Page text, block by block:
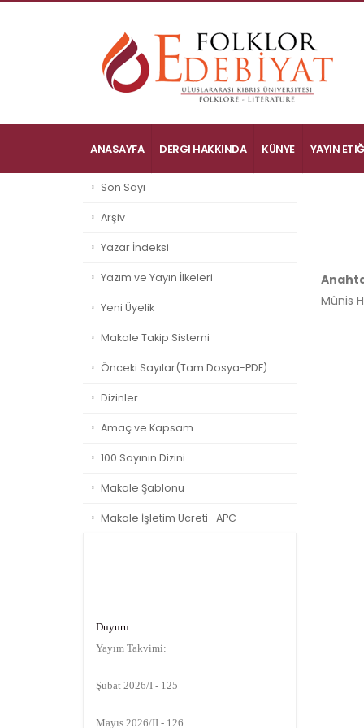
ANASAYFA DERGI HAKKINDA KÜNYE YAYIN
Son Sayı
Arşiv
Yazar İndeksi
Yazım ve Yayın İlkeleri
Yeni Üyelik
Makale Takip Sistemi
Önceki Sayılar(Tam Dosya-PDF)
Dizinler
Amaç ve Kapsam
100 Sayının Dizini
Makale Şablonu
Makale İşletim Ücreti- APC
Yayım Takvimi:
Mûnis